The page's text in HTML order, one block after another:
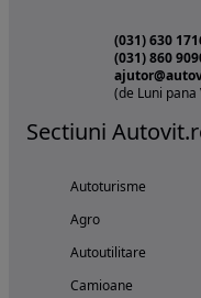
(031) 630
(031) 860
(de Luni
Sectiuni
Autoturisme
Agro
Autoutilitare
Camioane